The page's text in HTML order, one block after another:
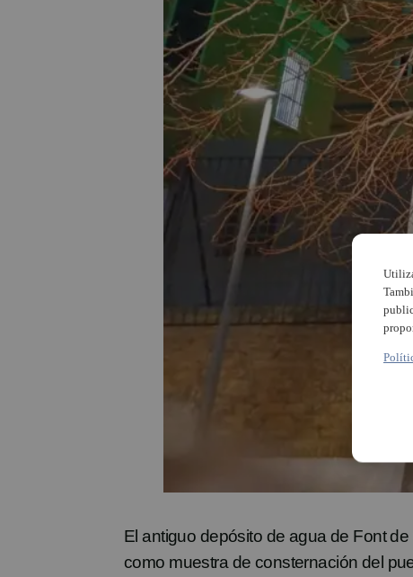
El antiguo depósito de agua de Font
como muestra de consternación del